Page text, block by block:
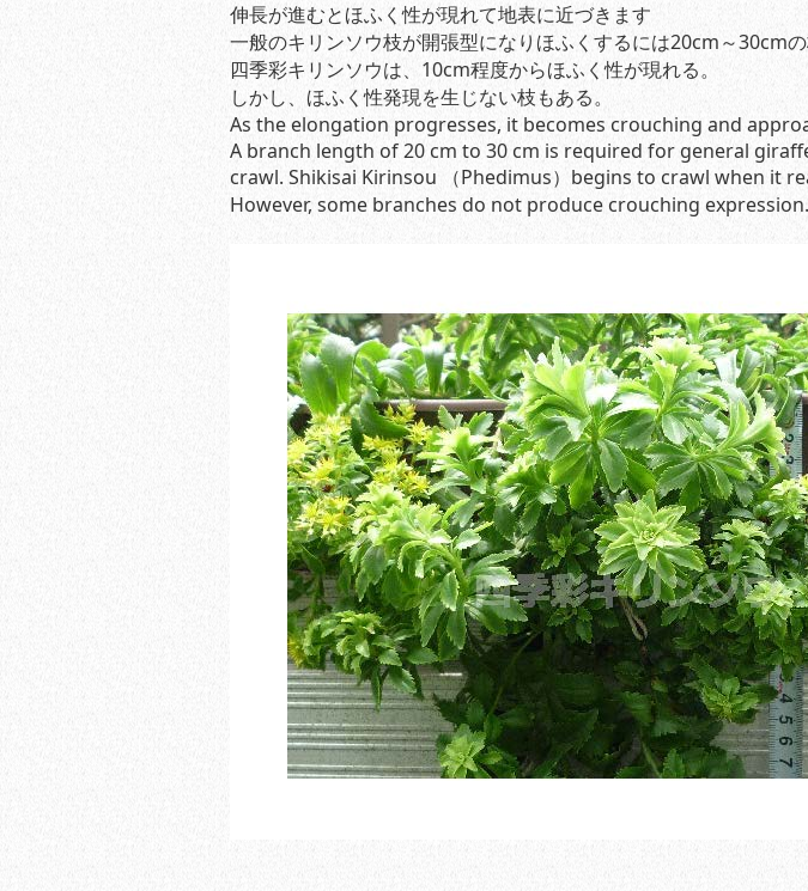
伸長が進むとほふく性が現れて地表に近づきます
一般のキリンソウ枝が開張型になりほふくするには20cm～30cm
四季彩キリンソウは、10cm程度からほふく性が現れる。
しかし、ほふく性発現を生じない枝もある。
As the elongation progresses, it becomes crouching and
A branch length of 20 cm to 30 cm is required for general
crawl. Shikisai Kirinsou （Phedimus）begins to crawl when it
However, some branches do not produce crouching expression.